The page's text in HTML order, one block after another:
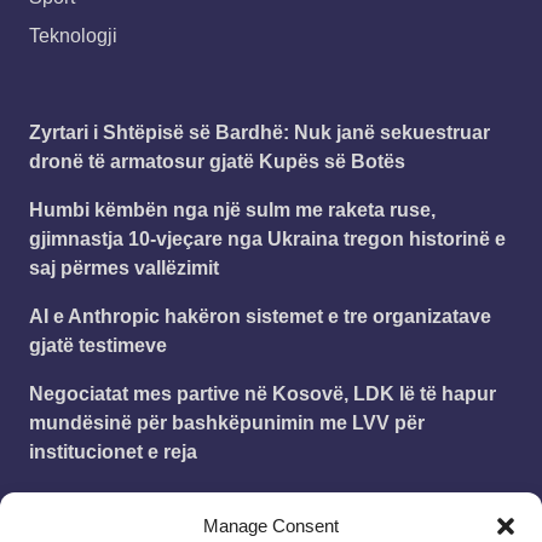
Manage Consent
Teknologji
Zyrtari i Shtëpisë së Bardhë: Nuk janë sekuestruar
dronë të armatosur gjatë Kupës së Botës
Humbi këmbën nga një sulm me raketa ruse,
gjimnastja 10-vjeçare nga Ukraina tregon historinë e
saj përmes vallëzimit
AI e Anthropic hakëron sistemet e tre organizatave
gjatë testimeve
Negociatat mes partive në Kosovë, LDK lë të hapur
mundësinë për bashkëpunimin me LVV për
institucionet e reja